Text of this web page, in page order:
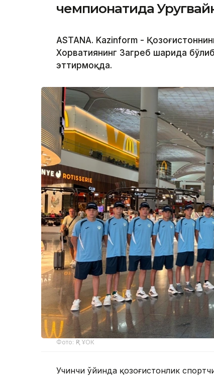
чемпионатида
ASTANA. Kazinform -
Хорватиянинг Загреб шаҳрида
эттирмоқда.
Фото: ҚР ҰОК
Учинчи ўйинда қозоғистонлик